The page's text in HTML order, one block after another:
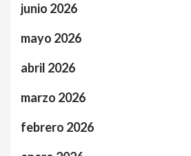
junio 2026
mayo 2026
abril 2026
marzo 2026
febrero 2026